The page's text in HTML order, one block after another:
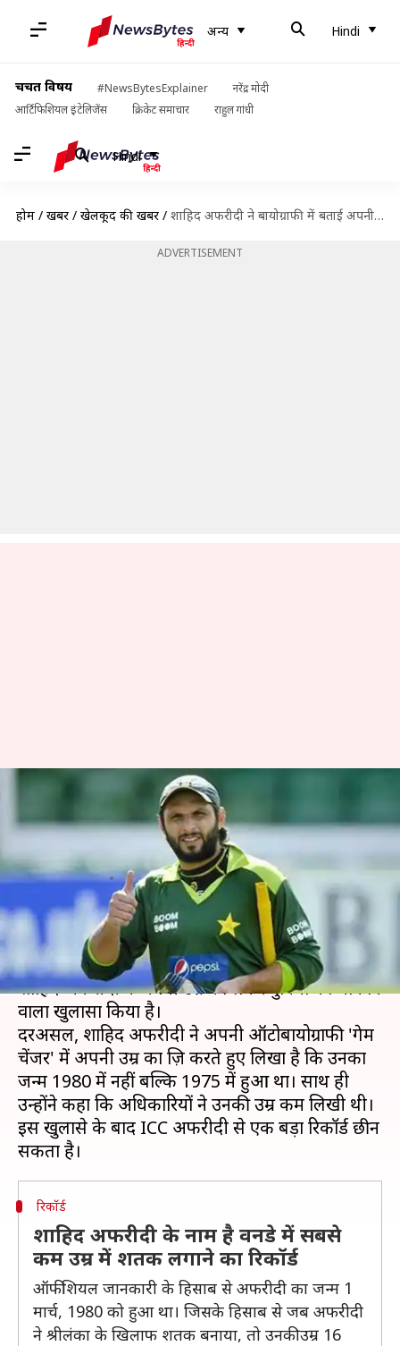
अन्य Hindi
चर्चित विषय #NewsBytesExplainer
नरेंद्र मोदी
आर्टिफिशियल इंटेलिजेंस
क्रिकेट समाचार राहुल गांधी
Hindi
होम / खबरें / खेलकूद की खबरें / शाहिद अफरीदी ने बायोग्राफी में बताई अपनी असली उम्र, छिन सकता है बड़ा रिकॉर्ड
ADVERTISEMENT
शाहिद अफरीदी ने बायोग्राफी में बताई
अपनी असली उम्र, छिन सकता है
बड़ा रिकॉर्ड
लेखन मोहम्मद वाहिद May 03, 2019 01:14 pm
पाकिस्तान क्रिकेट टीम के पूर्व कप्तान और स्टार ऑलराउंडर
शाहिद अफरीदी ने अपनी उम्र को लेकर दुनिया को चौंकाने
वाला खुलासा किया है।
दरअसल, शाहिद अफरीदी ने अपनी ऑटोबायोग्राफी 'गेम
चेंजर' में अपनी उम्र का ज़िक्र करते हुए लिखा है कि उनका
जन्म 1980 में नहीं बल्कि 1975 में हुआ था। साथ ही
उन्होंने कहा कि अधिकारियों ने उनकी उम्र कम लिखी थी।
इस खुलासे के बाद ICC अफरीदी से एक बड़ा रिकॉर्ड छीन
रिकॉर्ड
शाहिद अफरीदी के नाम है वनडे में सबसे
कम उम्र में शतक लगाने का रिकॉर्ड
ऑफीशियल जानकारी के हिसाब से अफरीदी का जन्म 1
मार्च, 1980 को हुआ था। जिसके हिसाब से जब अफरीदी
ने श्रीलंका के खिलाफ शतक बनाया, तो उनकी उम्र 16